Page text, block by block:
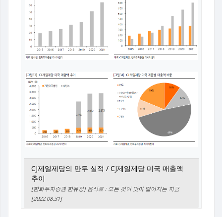
CJ제일제당의 만두 실적 / CJ제일제당 미국 매출액
추이
[한화투자증권 한유정] 음식료 : 모든 것이 맞아 떨어지는 지금
[2022.08.31]